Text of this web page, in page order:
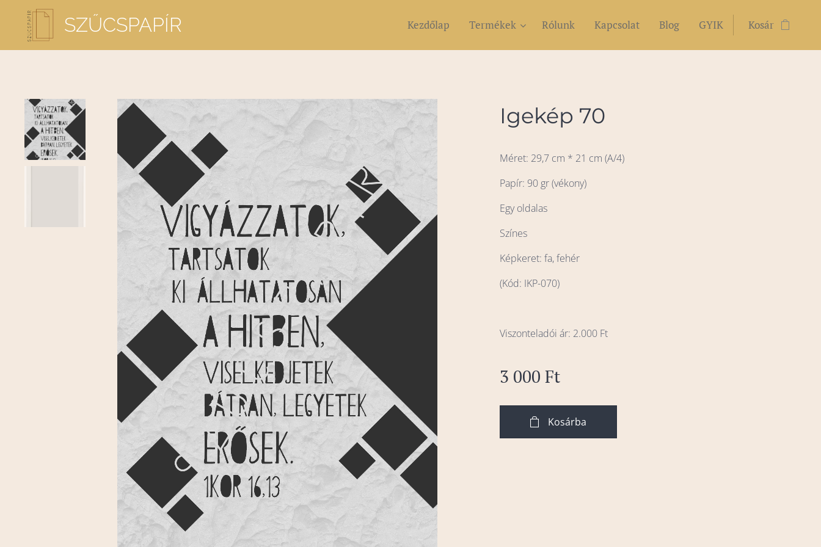
SZŰCSPAPÍR Kezdőlap Termékek Rólunk Kapcsolat Blog GYIK Kosár
Igekép 70
Méret: 29,7 cm * 21 cm (A/4)
Papír: 90 gr (vékony)
Egy oldalas
Színes
Képkeret: fa, fehér
(Kód: IKP-070)
Viszonteladói ár: 2.000 Ft
3 000 Ft
Kosárba